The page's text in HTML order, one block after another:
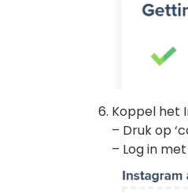
Koppel het
– Druk op
– Log in